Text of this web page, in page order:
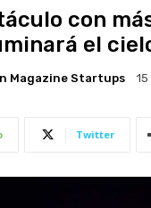
con
el
Magazine Startups
Twitter